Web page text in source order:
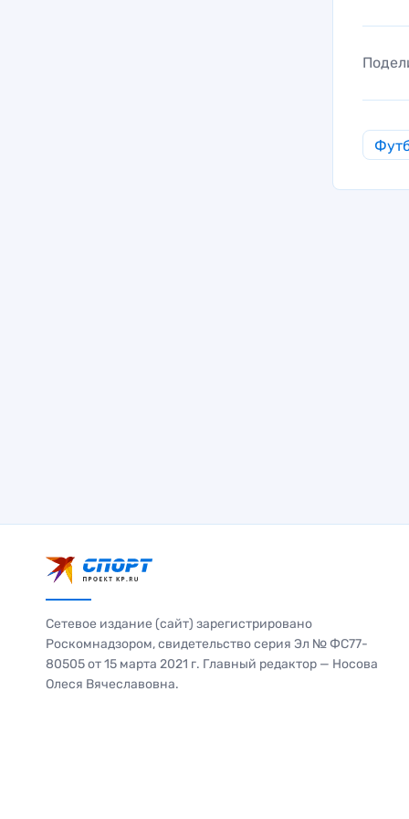
Сетевое издание (сайт) зарегистрировано
Роскомнадзором, свидетельство серия Эл № ФС77-
80505 от 15 марта 2021 г. Главный редактор — Носова
Олеся Вячеславовна.